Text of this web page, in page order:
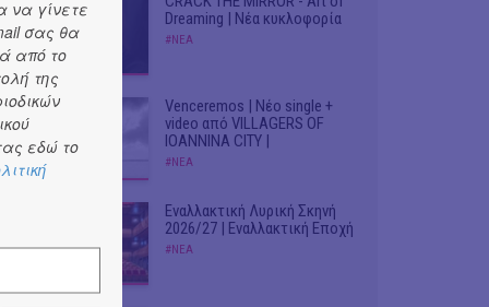
Dreaming | Νέα κυκλοφορία
#ΝΕΑ
Venceremos | Νέο single +
video από VILLAGERS OF
IOANNINA CITY |
#ΝΕΑ
Εναλλακτική Λυρική Σκηνή
2026/27 | Εναλλακτική Εποχή
#ΝΕΑ
να γίνετε
σας θα
από το
της
εδώ το